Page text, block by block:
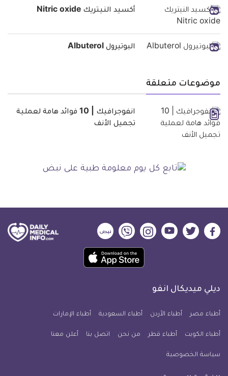
أكسيد النيتريك Nitric oxide
البوتيرول Albuterol
موضوعات متعلقة
انفوجرافيك | 10 فوائد هامة لعملية
تجميل الأنف
ديلي
فيسبوك
ديلي
تويتر
ديلي
ميديكال
يوتيوب
ديلي
ميديكال
انفو
ديلي
ميديكال
انفو
ديلي
ميديكال
انفو
حمل
تطبيق
معلومة
للآيفون
ديلي ميديكال انفو
أطباء مصر أطباء الأردن أطباء السعودية أطباء الإمارات
أطباء الكويت أطباء قطر من نحن اتصل بنا أعلن معنا
سياسة الخصوصية